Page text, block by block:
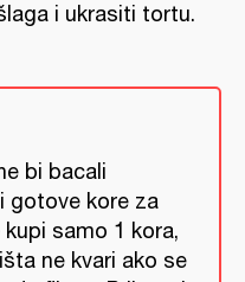
i ukrasiti tortu.
bi bacali
gotove kore za
samo 1 kora,
ne kvari ako se